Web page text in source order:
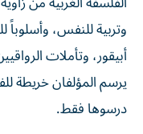
وتربية للنفس،
أبيقور، وتأملات
يرسم المؤلفان خريطة
درسوها فقط.